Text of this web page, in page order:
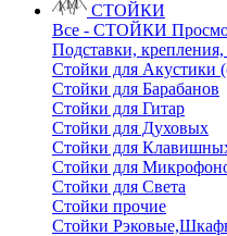
СТОЙКИ
Все - СТОЙКИ
Подставки,
Стойки для Акустики
Стойки для Барабанов
Стойки для Гитар
Стойки для Духовых
Стойки для
Стойки для
Стойки для Света
Стойки прочие
Стойки